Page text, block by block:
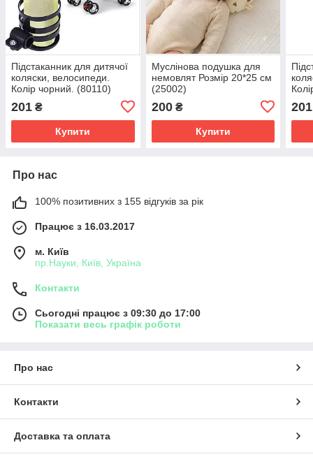
Підстаканник для дитячої
коляски, велосипеди.
Колір чорний. (80110)
201 ₴
Купити
Муслінова подушка для
немовлят Розмір 20*25 см
(25002)
200₴
Купити
201
Про нас
100% позитивних з 155 відгуків за рік
Працює з 16.03.2017
м. Київ
пр.Науки, Київ, Україна
Контакти
Сьогодні працює з 09:30 до 17:00
Показати весь графік роботи
Про нас
Контакти
Доставка та оплата